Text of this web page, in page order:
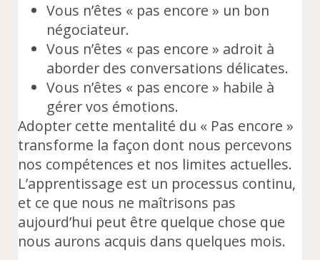
Vous n’êtes « pas encore » un bon
négociateur.
Vous n’êtes « pas encore » adroit à
aborder des conversations délicates.
Vous n’êtes « pas encore » habile à
gérer vos émotions.
Adopter cette mentalité du « Pas encore »
transforme la façon dont nous percevons
nos compétences et nos limites actuelles.
L’apprentissage est un processus continu,
et ce que nous ne maîtrisons pas
aujourd’hui peut être quelque chose que
nous aurons acquis dans quelques mois.